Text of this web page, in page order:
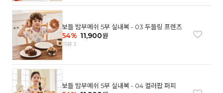
보들 밤부메쉬 5부 실내복 - 03 두들링 프렌즈
54% 11,900원
리뷰 3
보들 밤부메쉬 5부 실내복 - 04 컬러팝 퍼피